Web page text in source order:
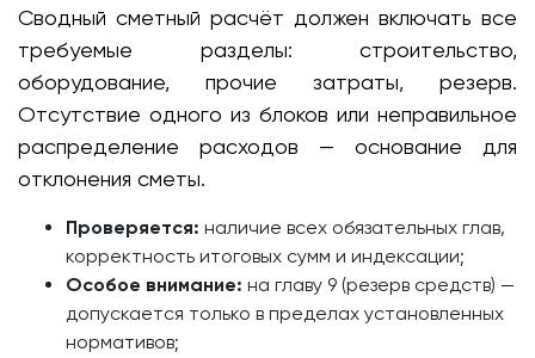
Сводный сметный расчёт должен включать все
требуемые разделы: строительство,
оборудование, прочие затраты, резерв.
Отсутствие одного из блоков или неправильное
распределение расходов — основание для
отклонения сметы.
Проверяется: наличие всех обязательных глав,
корректность итоговых сумм и индексации;
Особое внимание: на главу 9 (резерв средств) —
допускается только в пределах установленных
нормативов;